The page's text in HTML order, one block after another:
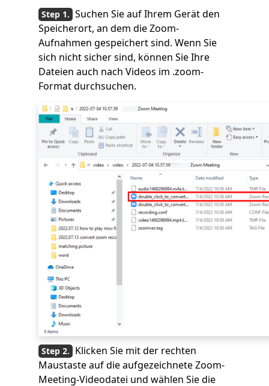
Suchen Sie auf Ihrem Gerät den
Speicherort, an dem die Zoom-
Aufnahmen gespeichert sind. Wenn Sie
sich nicht sicher sind, können Sie Ihre
Dateien auch nach Videos im .zoom-
Format durchsuchen.
Klicken Sie mit der rechten
Maustaste auf die aufgezeichnete Zoom-
Meeting-Videodatei und wählen Sie die